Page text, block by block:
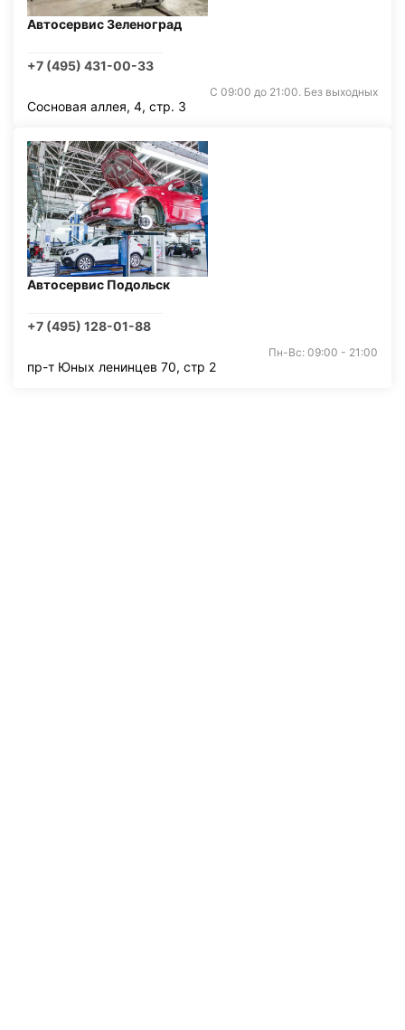
Автосервис Зеленоград
+7 (495) 431-00-33
С 09:00 до 21:00. Без выходных
Сосновая аллея, 4, стр. 3
Автосервис Подольск
+7 (495) 128-01-88
Пн-Вс: 09:00 - 21:00
пр-т Юных ленинцев 70, стр 2